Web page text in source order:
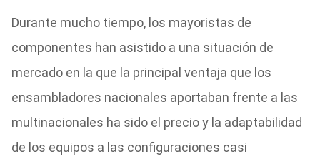
Durante mucho tiempo, los mayoristas de
componentes han asistido a una situación de
mercado en la que la principal ventaja que los
ensambladores nacionales aportaban frente a las
multinacionales ha sido el precio y la adaptabilidad
de los equipos a las configuraciones casi